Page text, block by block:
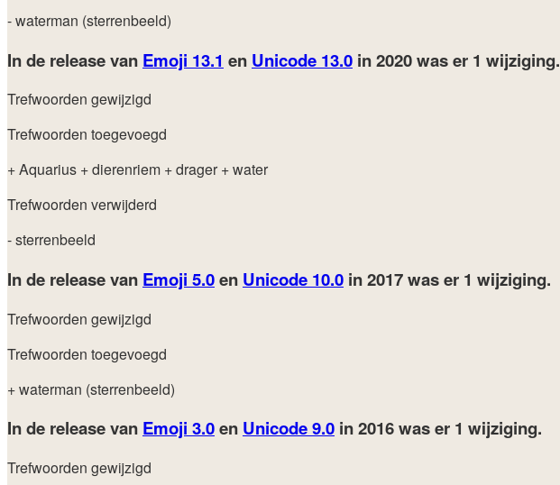
- waterman (sterrenbeeld)
In de release van Emoji 13.1 en Unicode 13.0 in 2020was er 1 wijziging.
Trefwoorden gewijzigd
Trefwoorden toegevoegd
+ Aquarius + dierenriem + drager + water
Trefwoorden verwijderd
- sterrenbeeld
In de release van Emoji 5.0en Unicode 10.0 in 2017was er 1 wijziging.
Trefwoorden gewijzigd
Trefwoorden toegevoegd
+ waterman (sterrenbeeld)
In de release van Emoji 3.0en Unicode 9.0 in 2016was er 1 wijziging.
Trefwoorden gewijzigd